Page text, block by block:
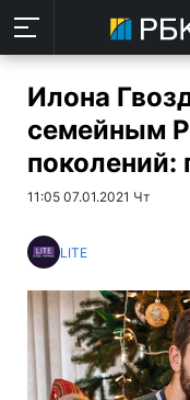
Илона
семейным
поколений:
11:05 07.01.2021 Чт
LITE